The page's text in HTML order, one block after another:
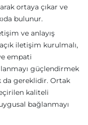
ortaya çıkar ve
bulunur.
ve anlayış
iletişim kurulmalı,
empati
güçlendirmek
da gereklidir. Ortak
kaliteli
bağlanmayı